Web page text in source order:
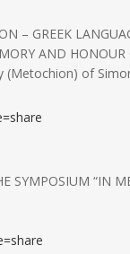
– GREEK
AND
of
SYMPOSIUM “IN